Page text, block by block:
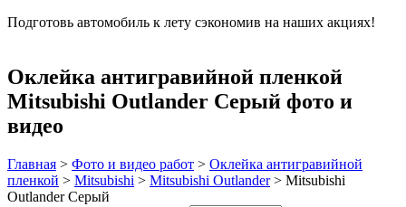
Подготовь автомобиль к лету сэкономив на наших акциях!
Оклейка антигравийной пленкой
Mitsubishi Outlander Серый фото и
видео
Главная > Фото и видео работ > Оклейка антигравийной
пленкой > Mitsubishi > Mitsubishi Outlander > Mitsubishi
Outlander Серый